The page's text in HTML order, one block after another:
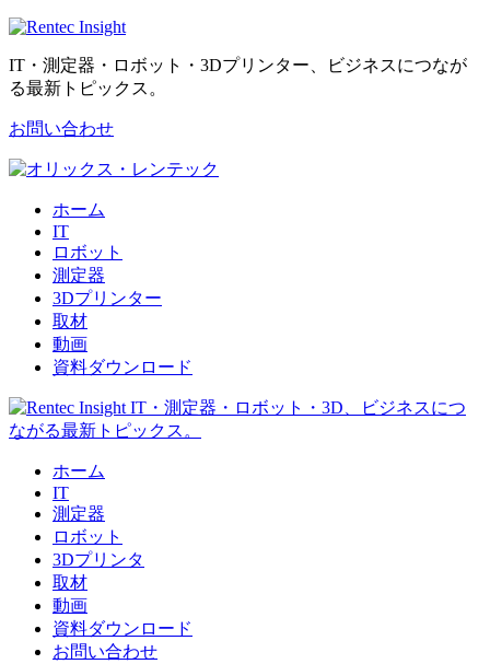
IT・測定器・ロボット・3Dプリンター、ビジネスにつなが
る最新トピックス。
お問い合わせ
ホーム
IT
ロボット
測定器
3Dプリンター
取材
動画
資料ダウンロード
ホーム
IT
測定器
ロボット
3Dプリンタ
取材
動画
資料ダウンロード
お問い合わせ